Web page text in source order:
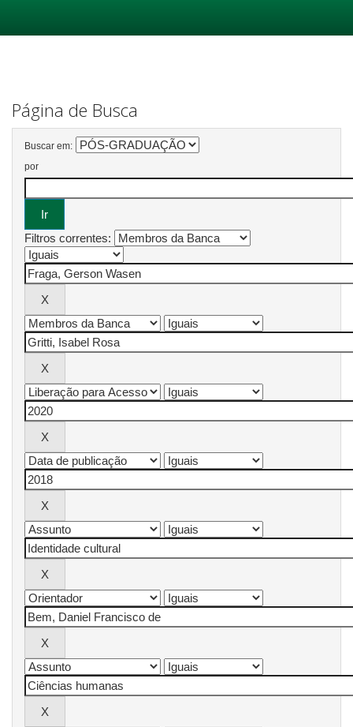
Página de Busca
Buscar em:
por
Filtros correntes: